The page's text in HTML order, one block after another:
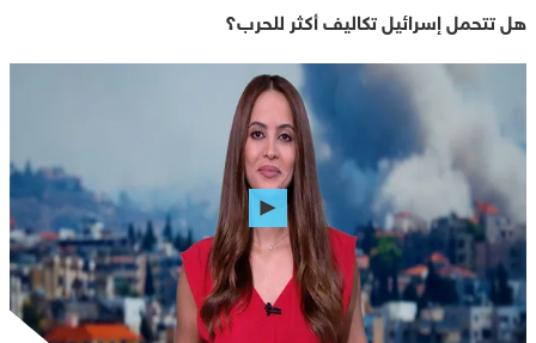
هل تتحمل إسرائيل تكاليف أكثر للحرب؟